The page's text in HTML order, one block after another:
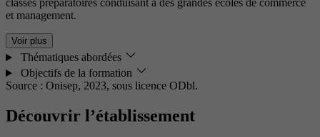
classes préparatoires conduisant à des grandes écoles de commerce
et management.
Voir plus
Thématiques abordées
Objectifs de la formation
Source : Onisep, 2023, sous licence ODbl.
Découvrir l’établissement